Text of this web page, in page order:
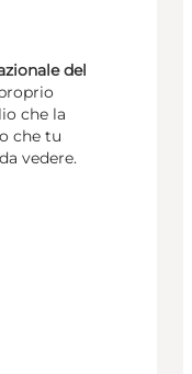
del
che la
che tu
vedere.